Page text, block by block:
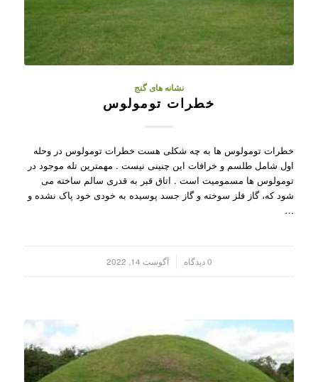
نشانه های گنج
خطرات تومولوس
خطرات تومولوس ها به چه شکلی هست خطرات تومولوس در وحله
اول شامل طلسم و خرافات این چنینی نیست . مهمترین تله موجود در
تومولوس ها مسمومیت است . اتاق قبر به قدری سالم ساخته می
شود که، گاز فلز سوخته و گاز جسد پوسیده به خودی خود پاک نشده و
…
0 دیدگاه آگوست 14, 2022